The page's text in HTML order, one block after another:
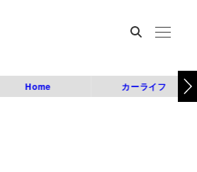
Home カーライフ